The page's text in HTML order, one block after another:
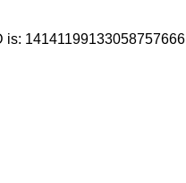
is: 14141199133058757666